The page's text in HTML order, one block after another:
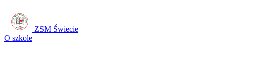
ZSM Świecie
O szkole